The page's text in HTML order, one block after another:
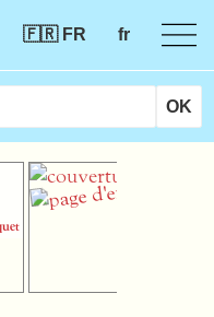
🇫🇷 FR
fr
Ode